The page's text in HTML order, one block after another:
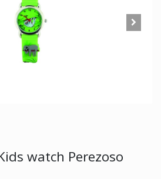
watch Perezoso